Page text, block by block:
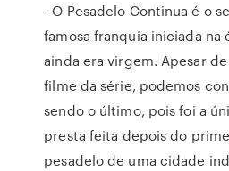
- O Pesadelo Continua é o
famosa franquia iniciada na
ainda era virgem. Apesar
filme da série, podemos
sendo o último, pois foi a
presta feita depois do
pesadelo de uma cidade